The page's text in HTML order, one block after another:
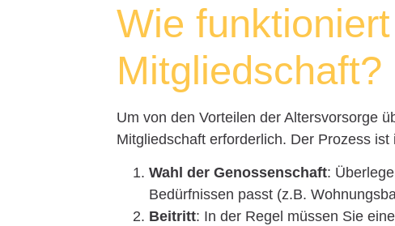
Wie
Mitgliedschaft?
Um von den Vorteilen der Altersvorsorge
Mitgliedschaft erforderlich. Der Prozess
Wahl der Genossenschaft:
Bedürfnissen passt (z.B.
Beitritt: In der Regel müssen Sie